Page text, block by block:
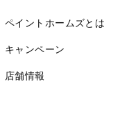
ペイントホームズとは
キャンペーン
店舗情報